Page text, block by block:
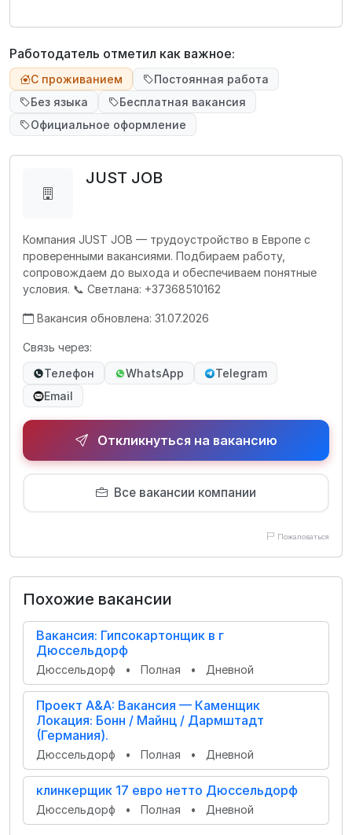
Работодатель отметил как важное:
С проживанием
Постоянная работа
Без языка
Бесплатная вакансия
Официальное оформление
JUST JOB
Компания JUST JOB — трудоустройство в Европе с
проверенными вакансиями. Подбираем работу,
сопровождаем до выхода и обеспечиваем понятные
условия. 📞 Светлана: +37368510162
Вакансия обновлена: 31.07.2026
Связь через:
Телефон
WhatsApp
Telegram
Email
Откликнуться на вакансию
Все вакансии компании
Пожаловаться
Похожие вакансии
Вакансия: Гипсокартонщик в г
Дюссельдорф
Дюссельдорф • Полная • Дневной
Проект А&А: Вакансия — Каменщик
Локация: Бонн / Майнц / Дармштадт
(Германия).
Дюссельдорф • Полная • Дневной
клинкерщик 17 евро нетто Дюссельдорф
Дюссельдорф • Полная • Дневной